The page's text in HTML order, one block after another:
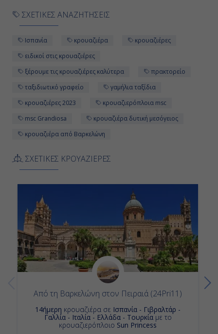
ΣΧΕΤΙΚΕΣ ΑΝΑΖΗΤΗΣΕΙΣ
Ισπανία κρουαζιέρα
κρουαζιέρες
ειδικοί στις κρουαζιέρες
ξέρουμε τις κρουαζιέρες καλύτερα
πρακτορείο
ταξιδιωτικό γραφείο
γαμήλια ταξίδια
κρουαζιέρες 2023
κρουαζιερόπλοια msc
msc Grandiosa
κρουαζιέρα δυτική μεσόγειος
κρουαζιέρα από Βαρκελώνη
ΣΧΕΤΙΚΕΣ ΚΡΟΥΑΖΙΕΡΕΣ
Από τη Βαρκελώνη στον Πειραιά (24Pri11)
14ήμερη κρουαζιέρα σε Iσπανία - Γιβραλτάρ -
Γαλλία - Ιταλία - Ελλάδα - Τουρκίαμε το
κρουαζιερόπλοιο Sun Princess